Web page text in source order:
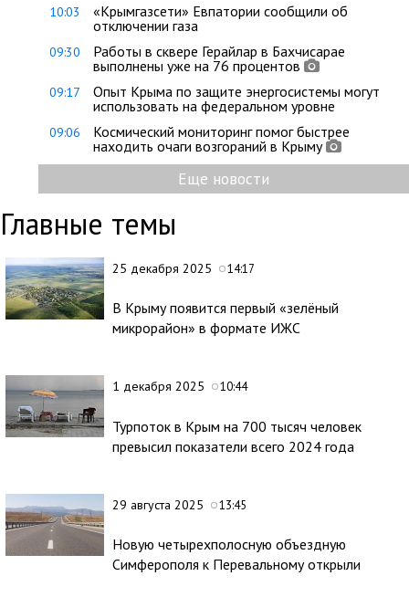
10:03
«Крымгазсети» Евпатории сообщили об
отключении газа
09:30
Работы в сквере Герайлар в Бахчисарае
выполнены уже на 76 процентов
09:17
Опыт Крыма по защите энергосистемы могут
использовать на федеральном уровне
09:06
Космический мониторинг помог быстрее
находить очаги возгораний в Крыму
Еще новости
Главные темы
25 декабря 2025 14:17
В Крыму появится первый «зелёный
микрорайон» в формате ИЖС
1 декабря 2025 10:44
Турпоток в Крым на 700 тысяч человек
превысил показатели всего 2024 года
29 августа 2025 13:45
Новую четырехполосную объездную
Симферополя к Перевальному открыли